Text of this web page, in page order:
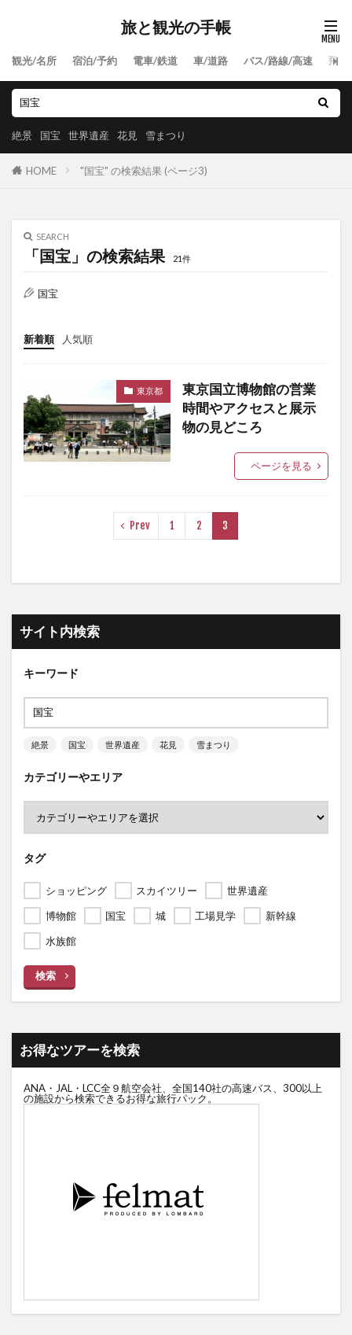
旅と観光の手帳
観光/名所 宿泊/予約 電車/鉄道 車/道路 バス/路線/高速 飛行
絶景 国宝 世界遺産 花見 雪まつり
HOME "国宝" の検索結果 (ページ3)
SEARCH
「国宝」の検索結果 21件
国宝
新着順 人気順
東京都
東京国立博物館の営業
時間やアクセスと展示
物の見どころ
ページを見る
Prev 1 2 3
サイト内検索
キーワード
絶景 国宝 世界遺産 花見 雪まつり
カテゴリーやエリア
タグ
ショッピング スカイツリー
世界遺産
博物館
国宝 城 工場見学
新幹線
水族館
検索
お得なツアーを検索
ANA・JAL・LCC全９航空会社、全国140社の高速バス、300以上
の施設から検索できるお得な旅行パック。